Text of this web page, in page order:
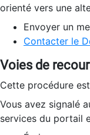
orienté vers une
Envoyer un
Contacter le
Voies de
Cette procédure
Vous avez signalé
services du portail